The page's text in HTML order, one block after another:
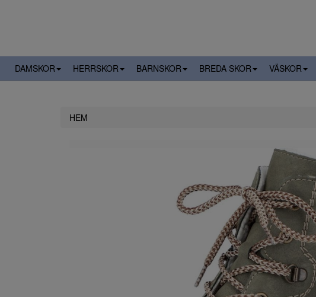
DAMSKOR HERRSKOR BARNSKOR BREDA SKOR VÄSKOR
HEM